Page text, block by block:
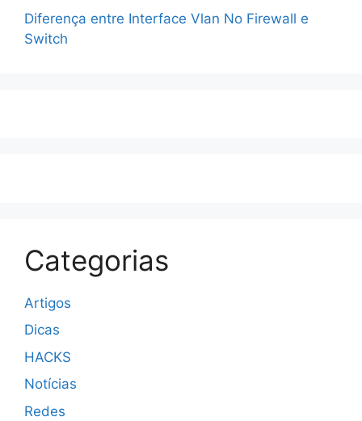
Diferença entre Interface Vlan No Firewall e
Switch
Categorias
Artigos
Dicas
HACKS
Notícias
Redes